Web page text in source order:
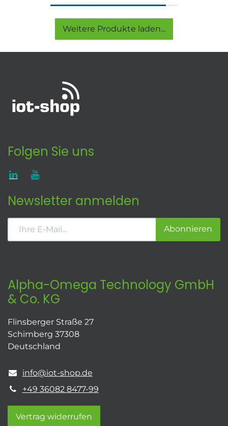
Weitere Produkte laden...
Folgen Sie uns
Newsletter anmelden
Abonnieren
Alpha-Omega Technology GmbH
& Co. KG
Flinsberger Straße 27
Schimberg 37308
Deutschland
info@iot-shop.de
+49 36082 8477-99
Vertrag widerrufen